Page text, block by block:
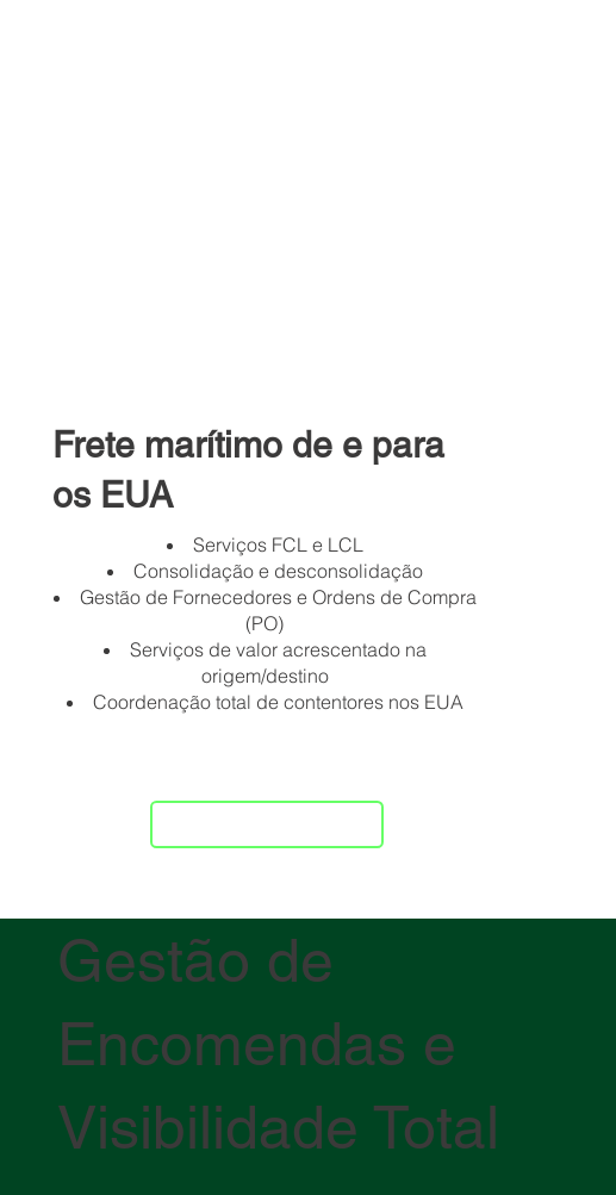
Frete marítimo de e para
os EUA
Serviços FCL e LCL
Consolidação e desconsolidação
Gestão de Fornecedores e Ordens de Compra
(PO)
Serviços de valor acrescentado na
origem/destino
Coordenação total de contentores nos EUA
Gestão de
Encomendas e
Visibilidade Total